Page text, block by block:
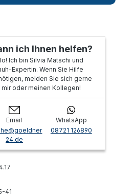
ich Ihnen helfen?
Ich bin Silvia Matschi und
Expertin. Wenn Sie Hilfe
melden Sie sich gerne
oder meinen Kollegen!
Email
24.de
WhatsApp
08721 126890
41